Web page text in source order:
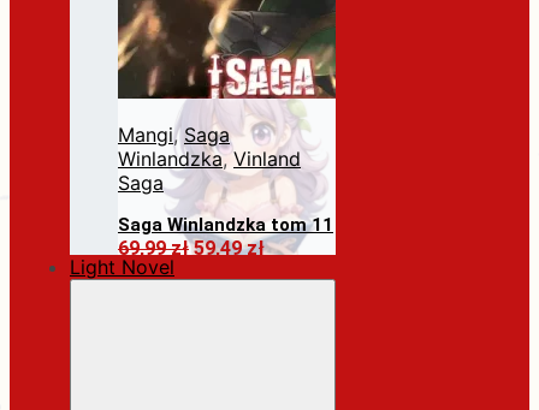
Mangi, Saga
Winlandzka, Vinland
Saga
Saga Winlandzka tom 11
69,99złPierwotna
59,49złAktualna
Dodaj do koszyka
Light Novel